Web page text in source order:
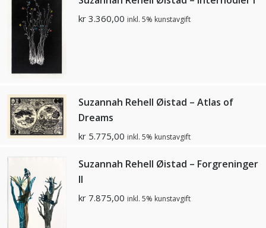
kr 3.360,00 inkl. 5% kunstavgift
Suzannah Rehell Øistad – Atlas of
Dreams
kr 5.775,00 inkl. 5% kunstavgift
Suzannah Rehell Øistad – Forgreninger
II
kr 7.875,00 inkl. 5% kunstavgift